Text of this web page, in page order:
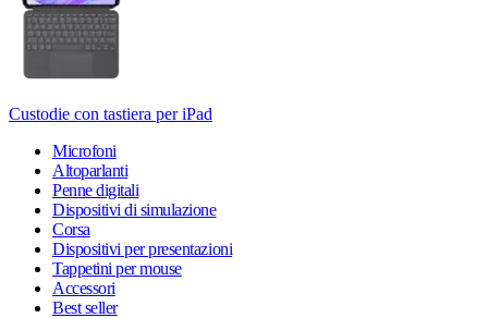
Custodie con tastiera per iPad
Microfoni
Altoparlanti
Penne digitali
Dispositivi di simulazione
Corsa
Dispositivi per presentazioni
Tappetini per mouse
Accessori
Best seller